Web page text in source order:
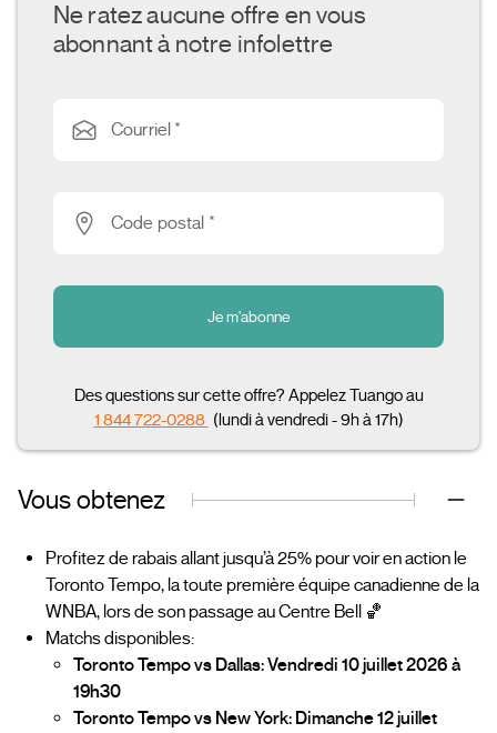
Ne ratez aucune offre en vous
abonnant à notre infolettre
Courriel *
Code postal *
Je m'abonne
Des questions sur cette offre? Appelez Tuango au
1 844 722-0288 (lundi à vendredi - 9h à 17h)
Vous obtenez
Profitez de rabais allant jusqu’à 25% pour voir en action le
Toronto Tempo, la toute première équipe canadienne de la
WNBA, lors de son passage au Centre Bell 🏀
Matchs disponibles:
Toronto Tempo vs Dallas: Vendredi 10 juillet 2026 à
19h30
Toronto Tempo vs New York: Dimanche 12 juillet